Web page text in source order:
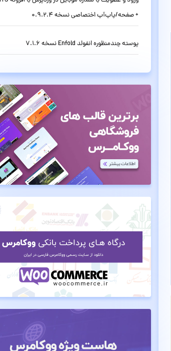
+ صفحه/پاپ‌آپ اختصاصی نسخه 0.9.2.4
پوسته چندمنظوره انفولد Enfold نسخه 7.1.6